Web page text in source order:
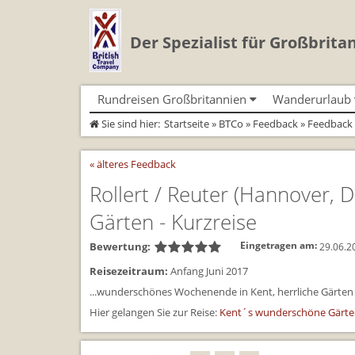
Der Spezialist für
Rundreisen Großbritannien
Autorundreisen
Herzlich Willkommen
England
Wales
Busrundreisen
Cornwall
Wales
Wanderurlaub
Geführte Wandertouren
Wandern in Cornwall
Wandern in England
Wandern in Wales
Wandern in
Wandern in
Sie sind hier: Startseite» BTCo » Feedback»
« älteres Feedback
Rollert / Reuter (Hannover,
Gärten - Kurzreise
Bewertung: Eingetragen am:
Reisezeitraum: Anfang Juni 2017
...wunderschönes Wochenende in Kent, herrliche
Hier gelangen Sie zur Reise: Kent´s wunderschöne